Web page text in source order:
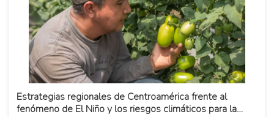
Estrategias regionales de Centroamérica frente al
fenómeno de El Niño y los riesgos climáticos para la